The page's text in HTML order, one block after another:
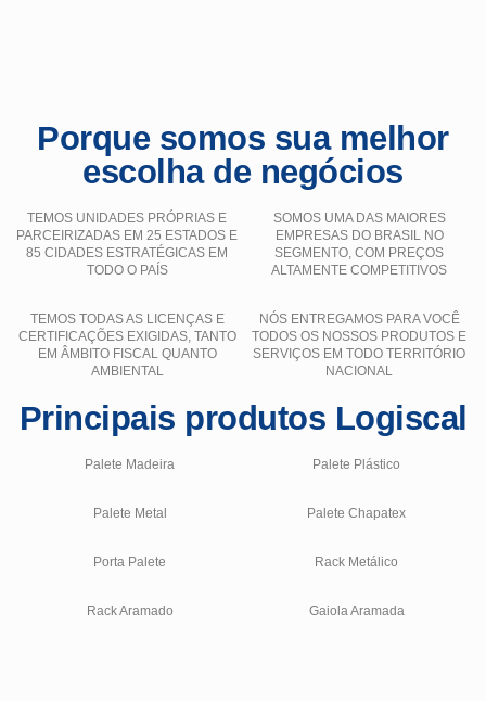
Porque somos sua melhor
escolha de negócios
TEMOS UNIDADES PRÓPRIAS E
PARCEIRIZADAS EM 25 ESTADOS E
85 CIDADES ESTRATÉGICAS EM
TODO O PAÍS
SOMOS UMA DAS MAIORES
EMPRESAS DO BRASIL NO
SEGMENTO, COM PREÇOS
ALTAMENTE COMPETITIVOS
TEMOS TODAS AS LICENÇAS E
CERTIFICAÇÕES EXIGIDAS, TANTO
EM ÂMBITO FISCAL QUANTO
AMBIENTAL
NÓS ENTREGAMOS PARA VOCÊ
TODOS OS NOSSOS PRODUTOS E
SERVIÇOS EM TODO TERRITÓRIO
NACIONAL
Principais produtos Logiscal
Palete Madeira Palete Plástico
Palete Metal Palete Chapatex
Porta Palete Rack Metálico
Rack Aramado Gaiola Aramada